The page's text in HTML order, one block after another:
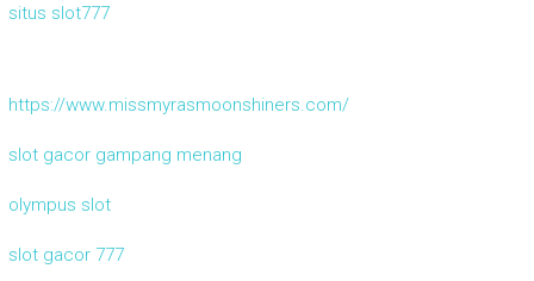
situs slot777
https://www.missmyrasmoonshiners.com/
slot gacor gampang menang
olympus slot
slot gacor 777